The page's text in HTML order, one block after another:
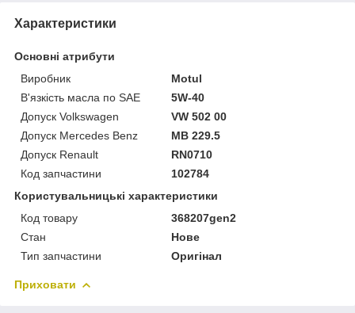
Характеристики
Основні атрибути
Виробник
Motul
В'язкість масла по SAE
5W-40
Допуск Volkswagen
VW 502 00
Допуск Mercedes Benz
MB 229.5
Допуск Renault
RN0710
Код запчастини
102784
Користувальницькі характеристики
Код товару
368207gen2
Стан
Нове
Тип запчастини
Оригінал
Приховати